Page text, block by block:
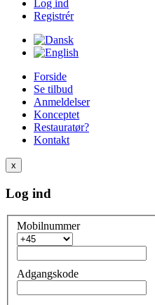
Log ind
Registrér
Forside
Se tilbud
Anmeldelser
Konceptet
Restauratør?
Kontakt
x
Log ind
Mobilnummer
Adgangskode